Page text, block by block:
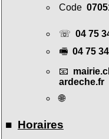
Code
☏ 04 75
🖷 04 75
📧
ardeche.fr
🌐
■ Horaires